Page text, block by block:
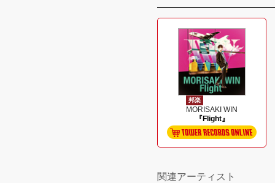
邦楽
MORISAKI WIN
『Flight』
関連アーティスト